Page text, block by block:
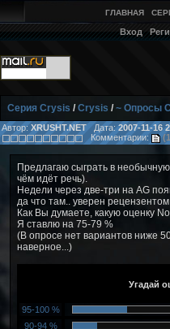
ГЛАВНАЯ
Вход
Серия Crysis /Crysis /~ Опросы
Автор: XRUSHT.NET Дата:2007-11-16
Комментарии:
Предлагаю сыграть в необычную
чём идёт речь).
Недели через две-три на AG
да что там.. уверен рецензентом
Как Вы думаете, какую оценку
Я ставлю на 75-79 %
(В опросе нет вариантов ниже
наверное...)